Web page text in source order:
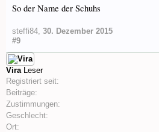
So der Name der Schuhs
steffi84 30. Dezember 2015
#9
Vira Leser
Registriert seit:
Beiträge:
Zustimmungen:
Geschlecht:
Ort: